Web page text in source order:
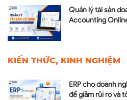
Quản lý tài sản
Accounting
KIẾN THỨC, KINH NGHIỆM
ERP cho doanh
để giảm rủi ro và